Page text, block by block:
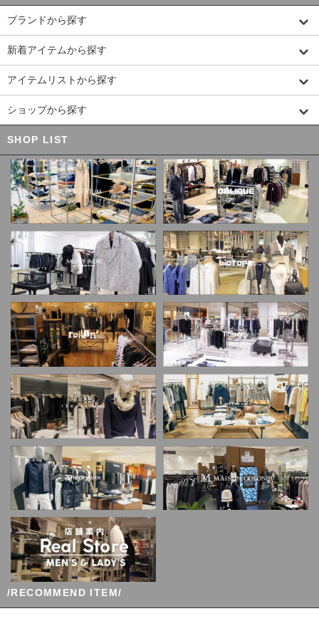
ブランドから探す
新着アイテムから探す
アイテムリストから探す
ショップから探す
SHOP LIST
/RECOMMEND ITEM/